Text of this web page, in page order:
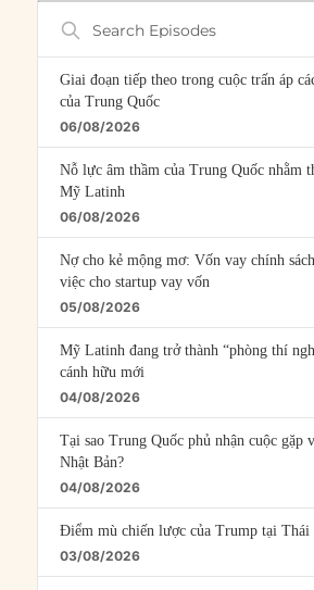
Search
Episodes
Giai đoạn tiếp theo trong cuộc trấn áp
của Trung Quốc
06/08/2026
Nỗ lực âm thầm của Trung Quốc nhằm
Mỹ Latinh
06/08/2026
Nợ cho kẻ mộng mơ: Vốn vay chính
việc cho startup vay vốn
05/08/2026
Mỹ Latinh đang trở thành “phòng thí
cánh hữu mới
04/08/2026
Tại sao Trung Quốc phủ nhận cuộc gặp
Nhật Bản?
04/08/2026
Điểm mù chiến lược của Trump tại
03/08/2026